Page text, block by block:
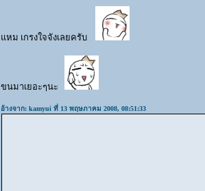
แหม เกรงใจจังเลยครับ
ขนมาเยอะๆนะ
อ้างจาก: kamyui ที่ 13 พฤษภาคม 2008, 08:51:33